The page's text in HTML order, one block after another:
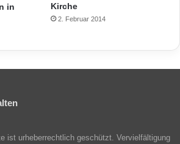
in
Kirche
2. Februar 2014
ist urheberrechtlich geschützt. Vervielfältigung